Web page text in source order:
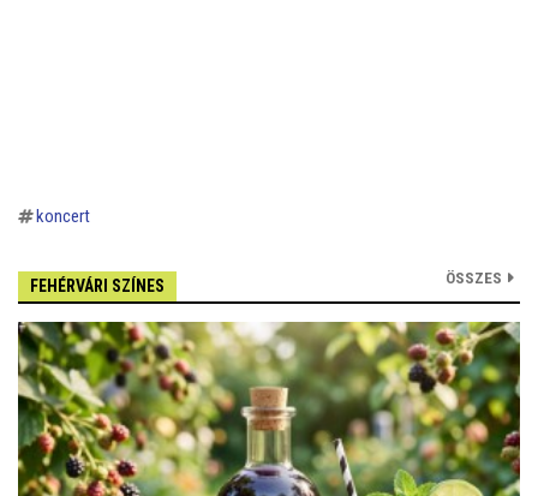
koncert
FEHÉRVÁRI SZÍNES ÖSSZES